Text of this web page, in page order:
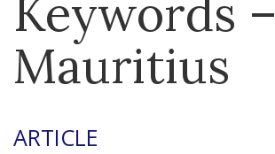
Keywords –
Mauritius
ARTICLE